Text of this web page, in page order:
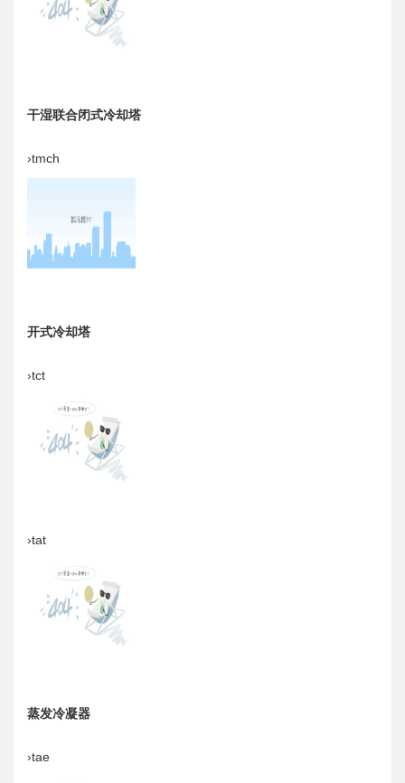
干湿联合闭式冷却塔
›tmch
开式冷却塔
›tct
›tat
蒸发冷凝器
›tae